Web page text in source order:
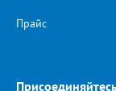
Прайс